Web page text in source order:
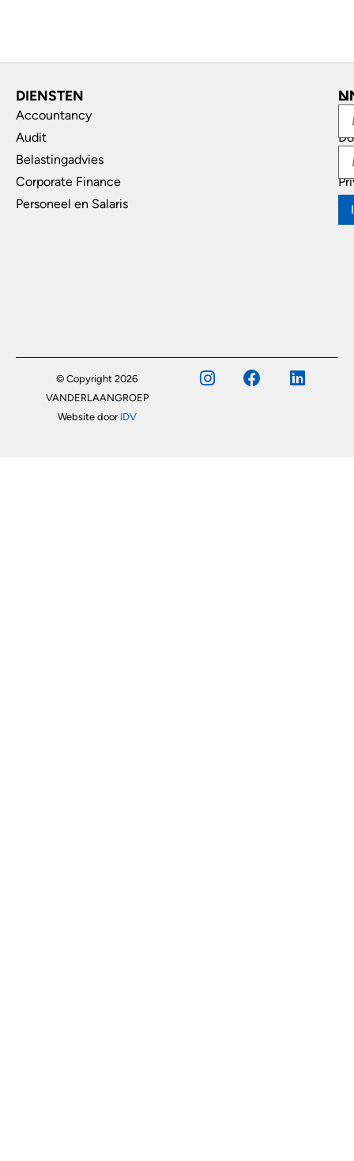
DIENSTEN
Accountancy
Audit
Belastingadvies
Corporate Finance
Personeel en Salaris
© Copyright 2026
VANDERLAANGROEP
Website door IDV